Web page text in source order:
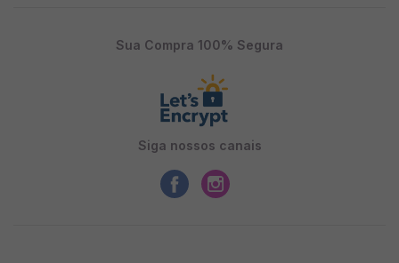
base de alcatrão de hulha miscigenado a Tintura de
Quilaia. Tem ação antisseborreica e em tratamentos de
psoríase. É indicado para peles e cabelos oleosos ou
Sua Compra 100% Segura
Siga nossos canais